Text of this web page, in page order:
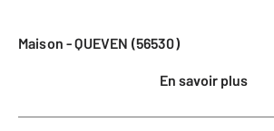
Maison - QUEVEN (56530)
En savoir plus